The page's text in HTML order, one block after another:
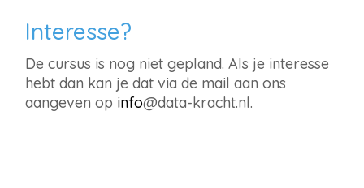
Interesse?
De cursus is nog niet gepland. Als je interesse
hebt dan kan je dat via de mail aan ons
aangeven op info@data-kracht.nl.